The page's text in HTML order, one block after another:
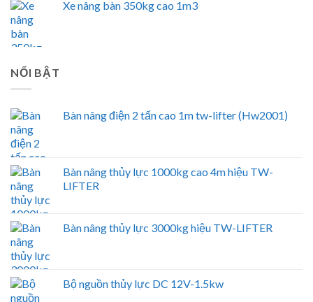
Xe nâng bàn 350kg cao 1m3
NỔI BẬT
Bàn nâng điện 2 tấn cao 1m tw-lifter (Hw2001)
Bàn nâng thủy lực 1000kg cao 4m hiệu TW-
LIFTER
Bàn nâng thủy lực 3000kg hiệu TW-LIFTER
Bộ nguồn thủy lực DC 12V-1.5kw